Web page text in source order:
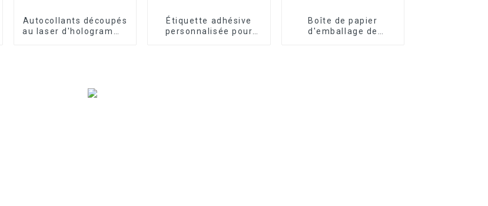
Autocollants découpés
au laser d'hologramme
Étiquette adhésive
personnalisée pour
Boîte de papier
d'emballage de